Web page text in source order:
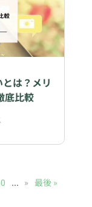
は？メリ
底比較
... » 最後 »